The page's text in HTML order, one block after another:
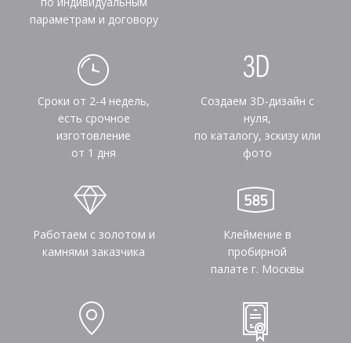
параметрам и договору
Сроки от 2-4 недель,
есть срочное
изготовление
от 1 дня
Создаем 3D-дизайн с
нуля,
по каталогу, эскизу или
фото
Работаем с золотом и
камнями заказчика
Клеймение в
пробирной
палате г. Москвы